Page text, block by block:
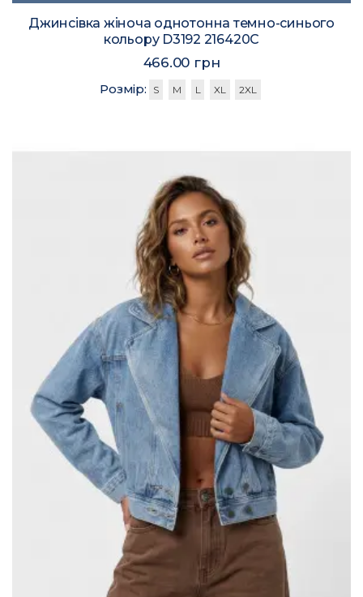
Джинсівка жіноча однотонна темно-синього
кольору D3192 216420C
466.00 грн
Розмір: S M L XL 2XL